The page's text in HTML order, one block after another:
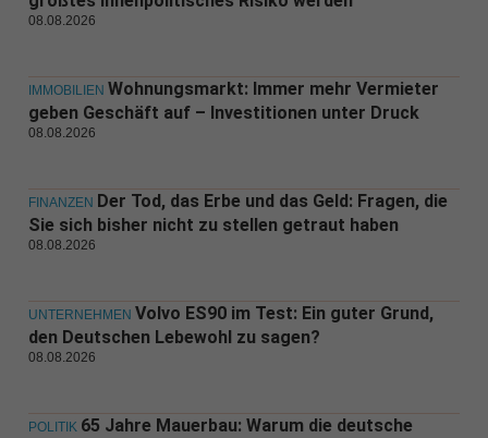
08.08.2026
IMMOBILIEN Wohnungsmarkt: Immer mehr Vermieter
geben Geschäft auf – Investitionen unter Druck
08.08.2026
FINANZEN Der Tod, das Erbe und das Geld: Fragen, die
Sie sich bisher nicht zu stellen getraut haben
08.08.2026
UNTERNEHMEN Volvo ES90 im Test: Ein guter Grund,
den Deutschen Lebewohl zu sagen?
08.08.2026
POLITIK 65 Jahre Mauerbau: Warum die deutsche